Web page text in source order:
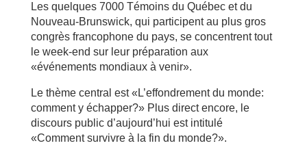
Les quelques 7000 Témoins du Québec et du
Nouveau-Brunswick, qui participent au plus gros
congrès francophone du pays, se concentrent tout
le week-end sur leur préparation aux
«événements mondiaux à venir».
Le thème central est «L’effondrement du monde:
comment y échapper?» Plus direct encore, le
discours public d’aujourd’hui est intitulé
«Comment survivre à la fin du monde?».